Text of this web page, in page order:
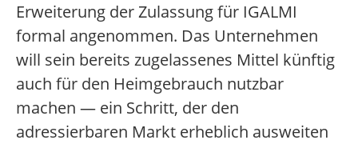
Erweiterung der Zulassung für IGALMI
formal angenommen. Das Unternehmen
will sein bereits zugelassenes Mittel künftig
auch für den Heimgebrauch nutzbar
machen — ein Schritt, der den
adressierbaren Markt erheblich ausweiten